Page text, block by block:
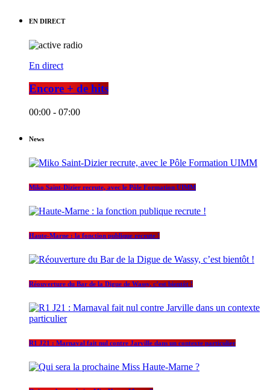
EN DIRECT
En direct
Encore + de hits
00:00 - 07:00
News
Miko Saint-Dizier recrute, avec le Pôle Formation UIMM
Haute-Marne : la fonction publique recrute !
Réouverture du Bar de la Digue de Wassy, c’est bientôt !
R1 J21 : Marnaval fait nul contre Jarville dans un contexte particulier